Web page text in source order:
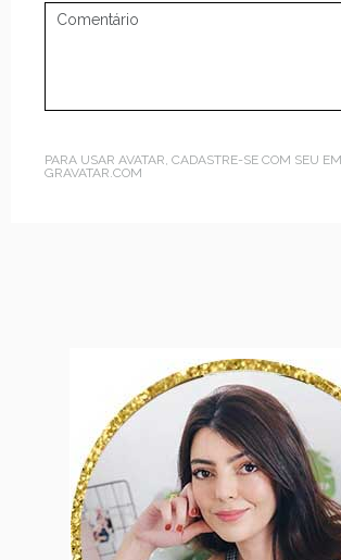
PARA USAR AVATAR, CADASTRE-SE COM SEU
GRAVATAR.COM